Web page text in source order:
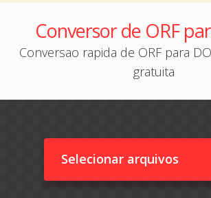
Conversor de ORF
Conversao rapida de ORF para
gratuita
Selecionar arquivos